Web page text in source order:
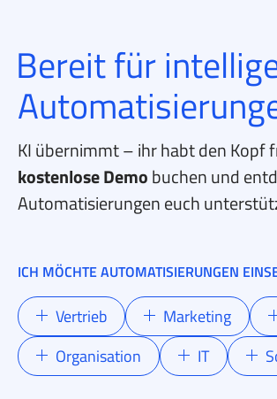
Bereit für
KI übernimmt – ihr habt den Kopf
kostenlose Demobuchenund
Automatisierungen euch
ICH MÖCHTE AUTOMATISIERUNGEN
Vertrieb Marketing
Organisation
IT